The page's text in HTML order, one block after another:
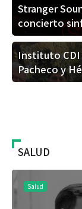
Stranger
concierto
Instituto CDI
Pacheco y
SALUD